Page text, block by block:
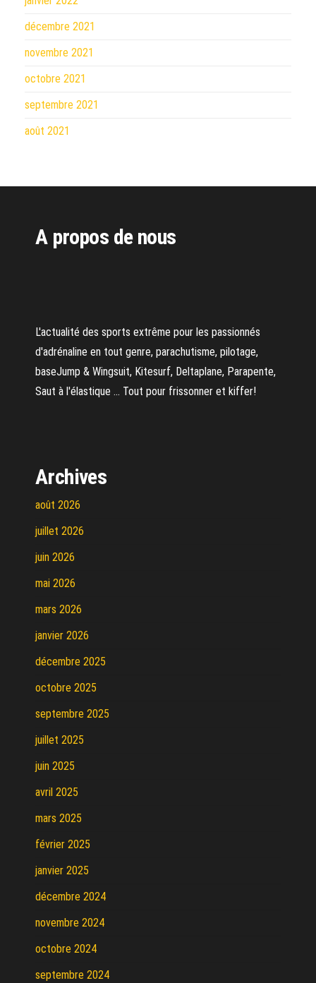
décembre 2021
novembre 2021
octobre 2021
septembre 2021
août 2021
A propos de nous
L'actualité des sports extrême pour les passionnés
d'adrénaline en tout genre, parachutisme, pilotage,
baseJump & Wingsuit, Kitesurf, Deltaplane, Parapente,
Saut à l'élastique ... Tout pour frissonner et kiffer!
Archives
août 2026
juillet 2026
juin 2026
mai 2026
mars 2026
janvier 2026
décembre 2025
octobre 2025
septembre 2025
juillet 2025
juin 2025
avril 2025
mars 2025
février 2025
janvier 2025
décembre 2024
novembre 2024
octobre 2024
septembre 2024